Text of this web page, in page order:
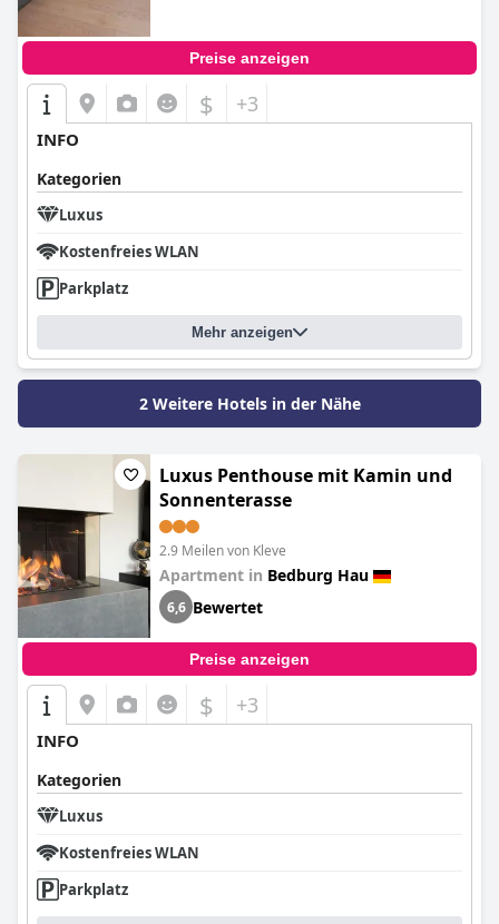
Preise anzeigen
$ +3
INFO
Kategorien
Luxus
Kostenfreies WLAN
Parkplatz
Mehr anzeigen
2 Weitere Hotels in der Nähe
Luxus Penthouse mit Kamin und
Sonnenterasse
2.9 Meilen von Kleve
Apartment in Bedburg Hau
6,6 Bewertet
Preise anzeigen
$ +3
INFO
Kategorien
Luxus
Kostenfreies WLAN
Parkplatz